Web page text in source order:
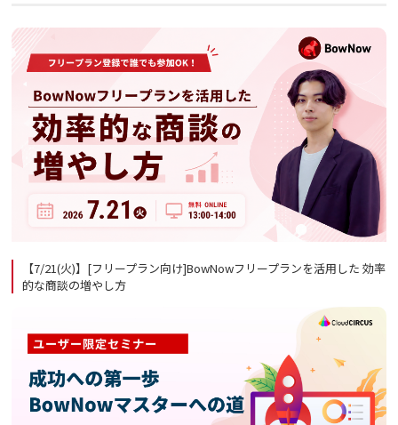
【7/21(火)】[フリープラン向け]BowNowフリープランを活用した 効率
的な商談の増やし方